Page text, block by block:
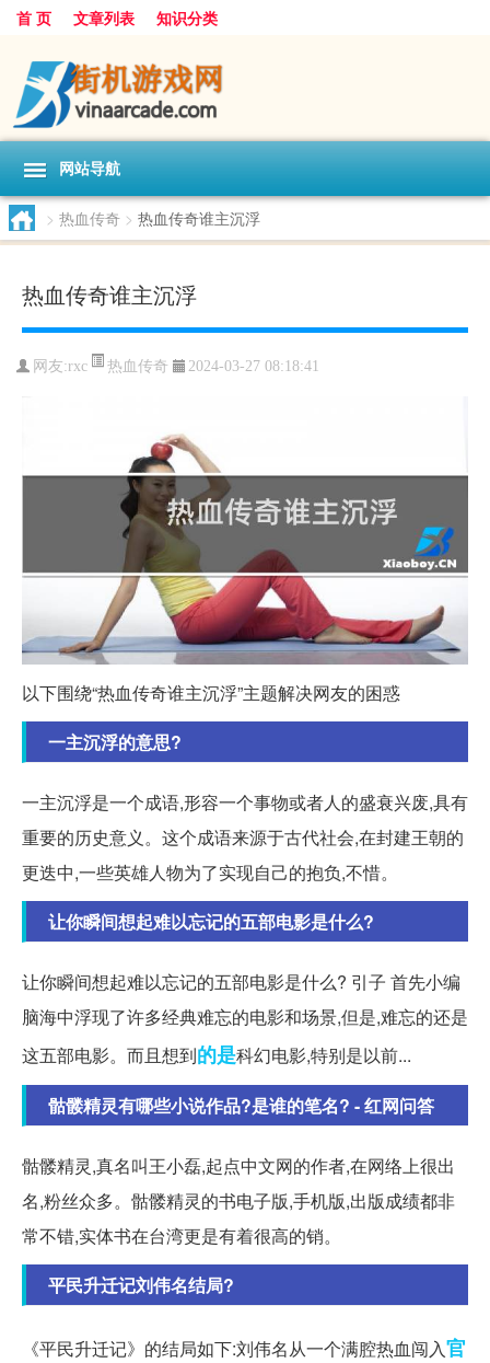
首 页 文章列表 知识分类
网站导航
> 热血传奇 > 热血传奇谁主沉浮
热血传奇谁主沉浮
网友:rxc 热血传奇 2024-03-27 08:18:41
以下围绕“热血传奇谁主沉浮”主题解决网友的困惑
一主沉浮的意思?
一主沉浮是一个成语,形容一个事物或者人的盛衰兴废,具有
重要的历史意义。这个成语来源于古代社会,在封建王朝的
更迭中,一些英雄人物为了实现自己的抱负,不惜。
让你瞬间想起难以忘记的五部电影是什么?
让你瞬间想起难以忘记的五部电影是什么? 引子 首先小编
脑海中浮现了许多经典难忘的电影和场景,但是,难忘的还是
这五部电影。而且想到的是科幻电影,特别是以前...
骷髅精灵有哪些小说作品?是谁的笔名? - 红网问答
骷髅精灵,真名叫王小磊,起点中文网的作者,在网络上很出
名,粉丝众多。骷髅精灵的书电子版,手机版,出版成绩都非
常不错,实体书在台湾更是有着很高的销。
平民升迁记刘伟名结局?
《平民升迁记》的结局如下:刘伟名从一个满腔热血闯入官